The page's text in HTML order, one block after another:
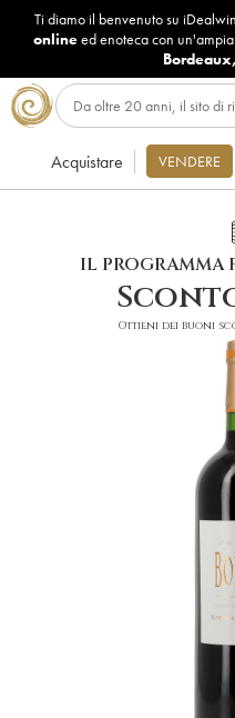
Ti diamo il benvenuto su
onlineed enoteca con
Bordeaux,
Acquistare VENDERE
IL PROGRAMMA
Ottieni dei buoni